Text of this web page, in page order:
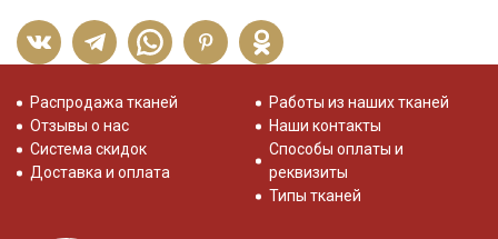
Распродажа тканей
Отзывы о нас
Система скидок
Доставка и оплата
Работы из наших тканей
Наши контакты
Способы оплаты и
реквизиты
Типы тканей